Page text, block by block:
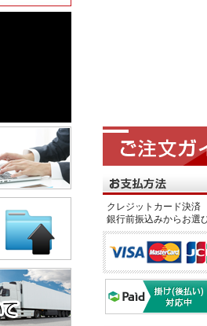
クレジットカード決
銀行前振込みからお選